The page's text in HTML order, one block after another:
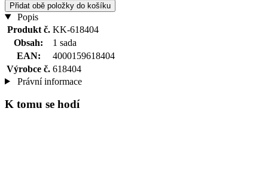
Přidat obě položky do košíku
Popis
Produkt č. KK-618404
Obsah:
1 sada
EAN:
4000159618404
Výrobce č. 618404
Právní informace
K tomu se hodí